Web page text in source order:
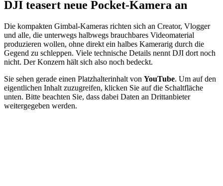
DJI teasert neue Pocket-Kamera an
Die kompakten Gimbal-Kameras richten sich an Creator, Vlogger
und alle, die unterwegs halbwegs brauchbares Videomaterial
produzieren wollen, ohne direkt ein halbes Kamerarig durch die
Gegend zu schleppen. Viele technische Details nennt DJI dort noch
nicht. Der Konzern hält sich also noch bedeckt.
Sie sehen gerade einen Platzhalterinhalt von YouTube. Um auf den
eigentlichen Inhalt zuzugreifen, klicken Sie auf die Schaltfläche
unten. Bitte beachten Sie, dass dabei Daten an Drittanbieter
weitergegeben werden.